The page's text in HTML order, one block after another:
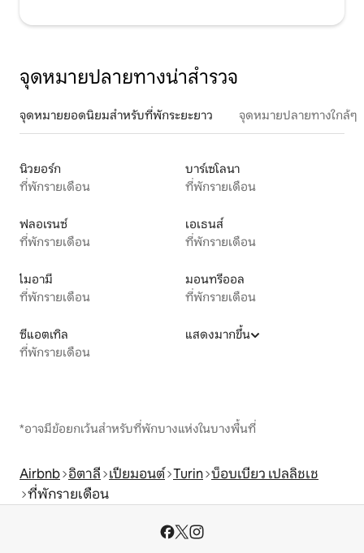
จุดหมายปลายทางน่าสำรวจ
จุดหมายยอดนิยมสำหรับที่พักระยะยาว จุดหมายปลายทางใกล้ๆ
นิวยอร์ก
ที่พักรายเดือน
บาร์เซโลนา
ที่พักรายเดือน
ฟลอเรนซ์
ที่พักรายเดือน
เอเธนส์
ที่พักรายเดือน
ไมอามี
ที่พักรายเดือน
มอนทรีออล
ที่พักรายเดือน
ซีแอตเทิล
ที่พักรายเดือน
แสดงมากขึ้น
*อาจมีข้อยกเว้นสำหรับที่พักบางแห่งในบางพื้นที่
Airbnb อิตาลี เปียมอนต์ Turin บ็อบเบียว เปลลิชเช
ที่พักรายเดือน